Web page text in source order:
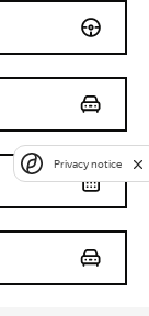
Privacy notice